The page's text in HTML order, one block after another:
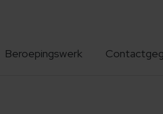
Beroepingswerk